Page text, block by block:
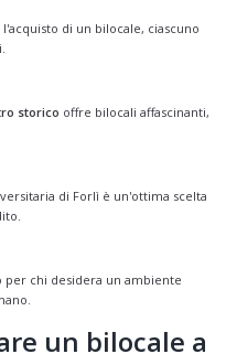
di un bilocale, ciascuno
storico offre bilocali affascinanti,
di Forlì è un'ottima scelta
chi desidera un ambiente
un bilocale a